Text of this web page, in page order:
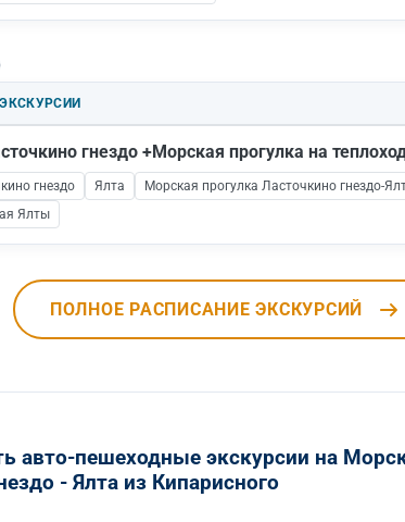
гнездо +Морская прогулка на
гнездо Ялта
Морская прогулка Ласточкино гнездо-
Ялты
ПОЛНОЕ РАСПИСАНИЕ ЭКСКУРСИЙ
авто-пешеходные экскурсии на
- Ялта из Кипарисного